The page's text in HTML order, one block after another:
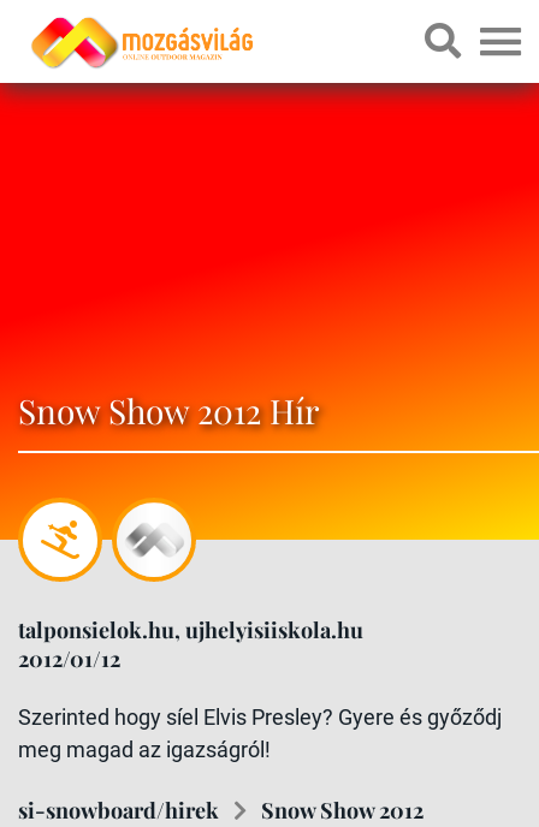
Snow Show 2012 Hír
talponsielok.hu, ujhelyisiiskola.hu
2012/01/12
Szerinted hogy síel Elvis Presley? Gyere és győződj
meg magad az igazságról!
si-snowboard/hirek Snow Show 2012